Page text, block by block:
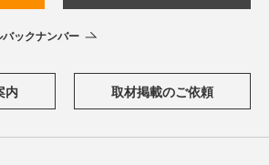
バックナンバー
内 取材掲載のご依頼